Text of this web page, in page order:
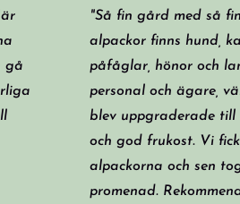
gå
"Så fin gård med så
alpackor finns hund,
påfåglar, hönor och
personal och ägare,
blev uppgraderade
och god frukost. Vi
alpackorna och sen
promenad.